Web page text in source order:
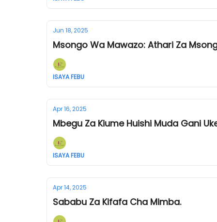
Jun 18, 2025
Msongo Wa Mawazo: Athari Za
ISAYA FEBU
Apr 16, 2025
Mbegu Za Kiume Huishi Muda Gani
ISAYA FEBU
Apr 14, 2025
Sababu Za Kifafa Cha Mimba.